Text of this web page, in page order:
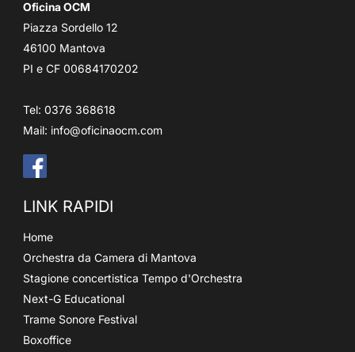
Oficina OCM
Piazza Sordello 12
46100 Mantova
PI e CF 00684170202
Tel: 0376 368618
Mail: info@oficinaocm.com
LINK RAPIDI
Home
Orchestra da Camera di Mantova
Stagione concertistica Tempo d'Orchestra
Next-G Educational
Trame Sonore Festival
Boxoffice